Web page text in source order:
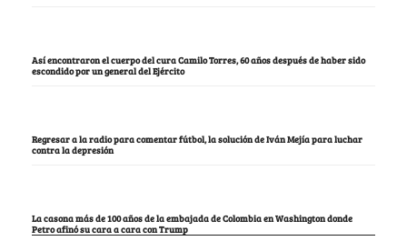
Así encontraron el cuerpo del cura Camilo Torres, 60 años después de haber sido
escondido por un general del Ejército
Regresar a la radio para comentar fútbol, la solución de Iván Mejía para luchar
contra la depresión
La casona más de 100 años de la embajada de Colombia en Washington donde
Petro afinó su cara a cara con Trump